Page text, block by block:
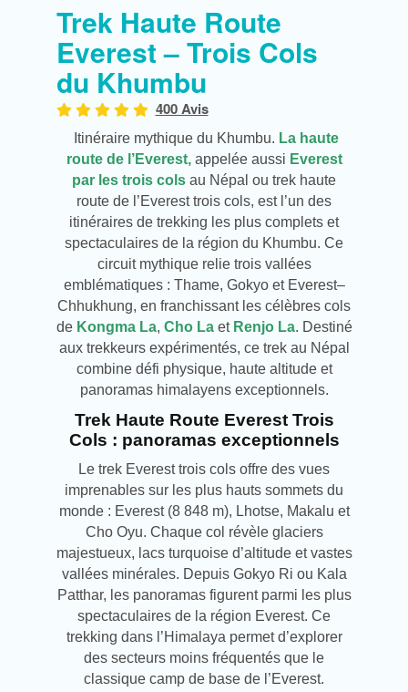
Trek Haute Route
Everest – Trois Cols
du Khumbu
400 Avis
Itinéraire mythique du Khumbu. La haute
route de l’Everest,appelée aussi Everest
par les trois cols au Népal ou trek haute
route de l’Everest trois cols, est l’un des
itinéraires de trekking les plus complets et
spectaculaires de la région du Khumbu. Ce
circuit mythique relie trois vallées
emblématiques : Thame, Gokyo et Everest–
Chhukhung, en franchissant les célèbres cols
de Kongma La, Cho Laet Renjo La. Destiné
aux trekkeurs expérimentés, ce trek au Népal
combine défi physique, haute altitude et
panoramas himalayens exceptionnels.
Trek Haute Route Everest Trois
Cols : panoramas exceptionnels
Le trek Everest trois cols offre des vues
imprenables sur les plus hauts sommets du
monde : Everest (8 848 m), Lhotse, Makalu et
Cho Oyu. Chaque col révèle glaciers
majestueux, lacs turquoise d’altitude et vastes
vallées minérales. Depuis Gokyo Ri ou Kala
Patthar, les panoramas figurent parmi les plus
spectaculaires de la région Everest. Ce
trekking dans l’Himalaya permet d’explorer
des secteurs moins fréquentés que le
classique camp de base de l’Everest.